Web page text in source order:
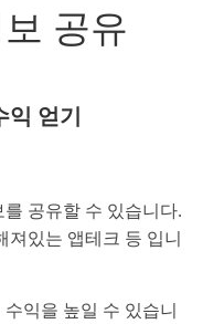
공유
익 얻기
공유할 수 있습니다.
져있는 앱테크 등 입니
익을 높일 수 있습니